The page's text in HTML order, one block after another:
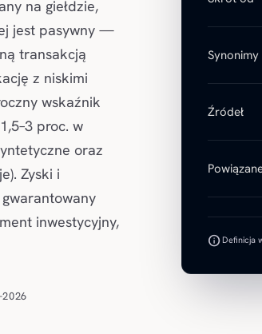
na giełdzie,
jest pasywny —
transakcją
z niskimi
wskaźnik
proc. w
oraz
Zyski i
inwestycyjny,
2026
Synonimy
Źródeł
infoDefinicja